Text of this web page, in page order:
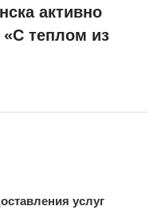
активно
теплом из
услуг